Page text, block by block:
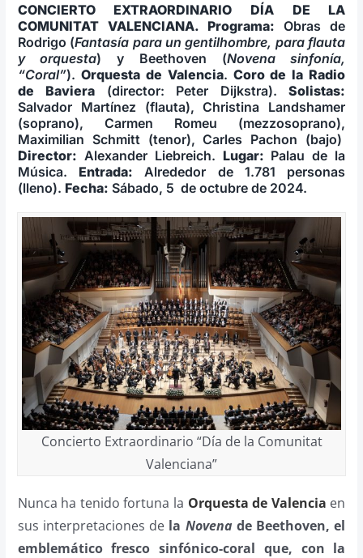
CONCIERTO EXTRAORDINARIO DÍA DE LA
COMUNITAT VALENCIANA. Programa:Obras de
Rodrigo (Fantasía para un gentilhombre, para flauta
y orquesta) y Beethoven (Novena sinfonía,
“Coral”). Orquesta de Valencia. Coro de la Radio
de Baviera (director: Peter Dijkstra).Solis­tas:
Salvador Martínez (flauta), Christina Landshamer
(soprano), Carmen Romeu (mezzosoprano),
Maximilian Schmitt (tenor), Carles Pachon (bajo)
Director: Alexander Liebreich. ­Lu­gar: Palau de la
Música. Entrada: Alrededor de 1.781 personas
(lleno). Fecha: Sábado, 5 de octubre de 2024.
Concierto Extraordinario “Día de la Comunitat
Valenciana”
Nunca ha tenido fortuna la Orquesta de Valencia en
sus interpretaciones de la Novenade Beethoven, el
emblemático fresco sinfónico-coral que, con la